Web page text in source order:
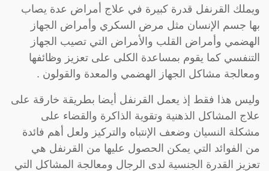
ويملك القرنفل قدرة كبيرة في علاج أمراض عدة يصاب
بها جسم الإنسان مثل مرض السكري وأمراض الجهاز
الهضمي وأمراض القلب والأمراض التي تصيب الجهاز
التنفسي كما يقوم بمساعدة الكلى على تعزيز وظائفها
ومعالجة مشاكل الجهاز الهضمي والمعدة والقولون .
وليس هذا فقط إذ يعمل القرنفل أيضا بطريقة خارقة على
علاج المشاكل الذهنية وتقوية الذاكرة والقضاء على
مشكلة النسيان وضعف الإنتباه والتركيز ولعل أهم فائدة
من الفوائد التي يمكن الحصول عليها من القرنفل هي
تعزيز القدرة الجنسية لدى الرجال ومعالجة المشاكل التي